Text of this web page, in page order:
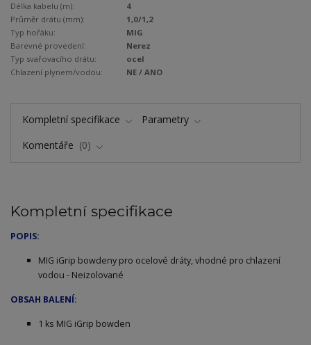
Délka kabelu (m):
4
Průměr drátu (mm):
1,0/1,2
Typ hořáku:
MIG
Barevné provedení:
Nerez
Typ svařovacího drátu:
ocel
Chlazení plynem/vodou:
NE / ANO
Kompletní specifikace
Parametry
Komentáře
0
Kompletní specifikace
POPIS:
MIG iGrip bowdeny pro ocelové dráty, vhodné pro chlazení
vodou - Neizolované
OBSAH BALENÍ:
1 ks MIG iGrip bowden